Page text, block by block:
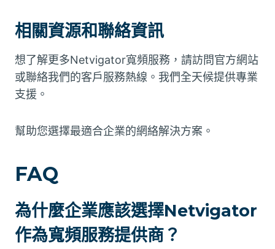
相關資源和聯絡資訊
想了解更多Netvigator寬頻服務，請訪問官方網站
或聯絡我們的客戶服務熱線。我們全天候提供專業
支援。
幫助您選擇最適合企業的網絡解決方案。
FAQ
為什麼企業應該選擇Netvigator
作為寬頻服務提供商？